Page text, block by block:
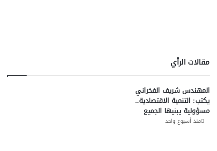
مقالات الرأي
المهندس شريف الفخراني
يكتب: التنمية الاقتصادية..
مسؤولية يبنيها الجميع
منذ أسبوع واحد